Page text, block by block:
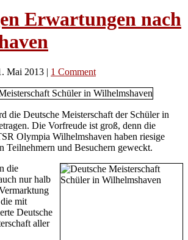
Erwartungen nach
Mai 2013 | 1 Comment
die Deutsche Meisterschaft der Schüler in
Die Vorfreude ist groß, denn die
Olympia Wilhelmshaven haben riesige
Teilnehmern und Besuchern geweckt.
die
nur halb
mit
Deutsche
aller